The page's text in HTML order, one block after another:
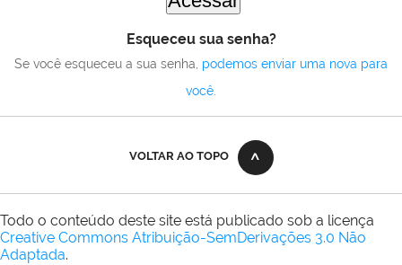
Esqueceu sua senha?
Se você esqueceu a sua senha, podemos enviar uma nova para
você
VOLTAR AO TOPO
Todo o conteúdo deste site está publicado sob a licença
Creative Commons Atribuição-SemDerivações 3.0 Não
Adaptada.